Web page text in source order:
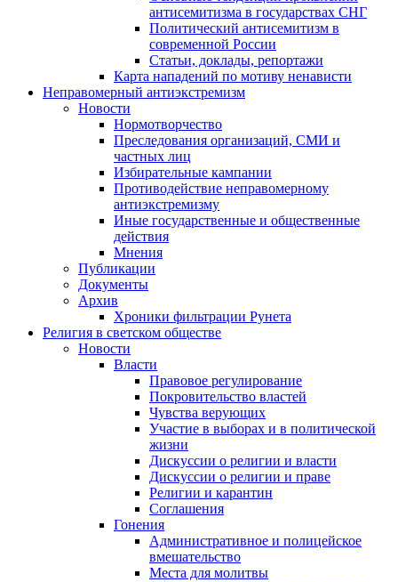
антисемитизма в государствах СНГ
Политический антисемитизм в
современной России
Статьи, доклады, репортажи
Карта нападений по мотиву ненависти
Неправомерный антиэкстремизм
Новости
Нормотворчество
Преследования организаций, СМИ и
частных лиц
Избирательные кампании
Противодействие неправомерному
антиэкстремизму
Иные государственные и общественные
действия
Мнения
Публикации
Документы
Архив
Хроники фильтрации Рунета
Религия в светском обществе
Новости
Власти
Правовое регулирование
Покровительство властей
Чувства верующих
Участие в выборах и в политической
жизни
Дискуссии о религии и власти
Дискуссии о религии и праве
Религии и карантин
Соглашения
Гонения
Административное и полицейское
вмешательство
Места для молитвы